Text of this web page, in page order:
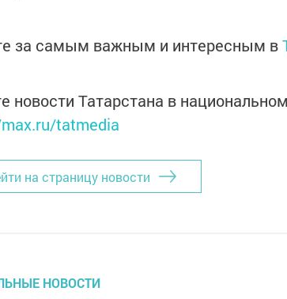
за самым важным и интересным в
новости Татарстана в
tatmedia
на страницу новости
НОВОСТИ